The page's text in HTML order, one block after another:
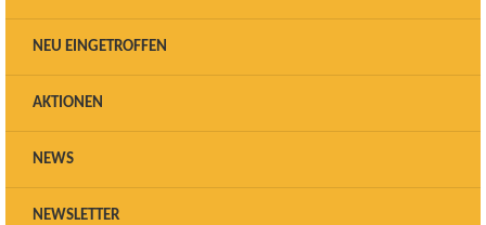
NEU EINGETROFFEN
AKTIONEN
NEWS
NEWSLETTER
Sie sind hier:Startseite>Geräte>Dampfstrahlen>
Dampfstrahler A6,
automatische Füllung 6 bar
und Nassdampf
Power Dampf ohne Ende